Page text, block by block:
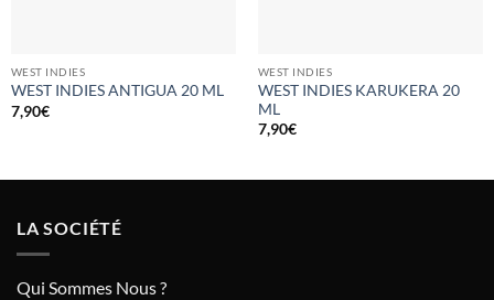
WEST INDIES
WEST INDIES ANTIGUA 20 ML
7,90€
WEST INDIES
WEST INDIES KARUKERA 20
ML
7,90€
LA SOCIÉTÉ
Qui Sommes Nous ?